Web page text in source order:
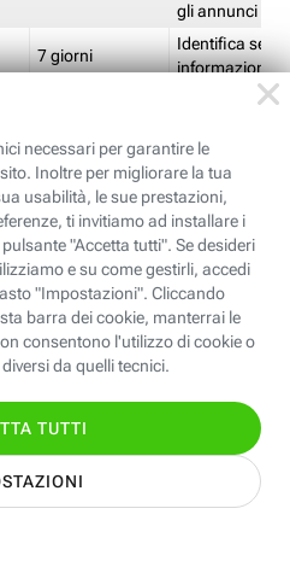
gli annunci
7 giorni
Identifica se
informazioni
Limite di
1 giorno
Identifica se
ricontrollare
corrispondenti
(impostata da
14 giorni
Identifica se
ricontrollare
corrispondenti
(impostata da
pagine
7 giorni
Identifica la
banner
Identifica la